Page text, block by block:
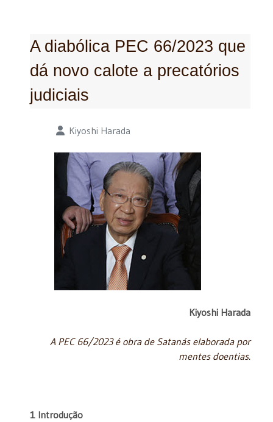
A diabólica PEC 66/2023 que
dá novo calote a precatórios
judiciais
Detalhes Kiyoshi Harada
Kiyoshi Harada
A PEC 66/2023 é obra de Satanás elaborada por
mentes doentias.
1 Introdução